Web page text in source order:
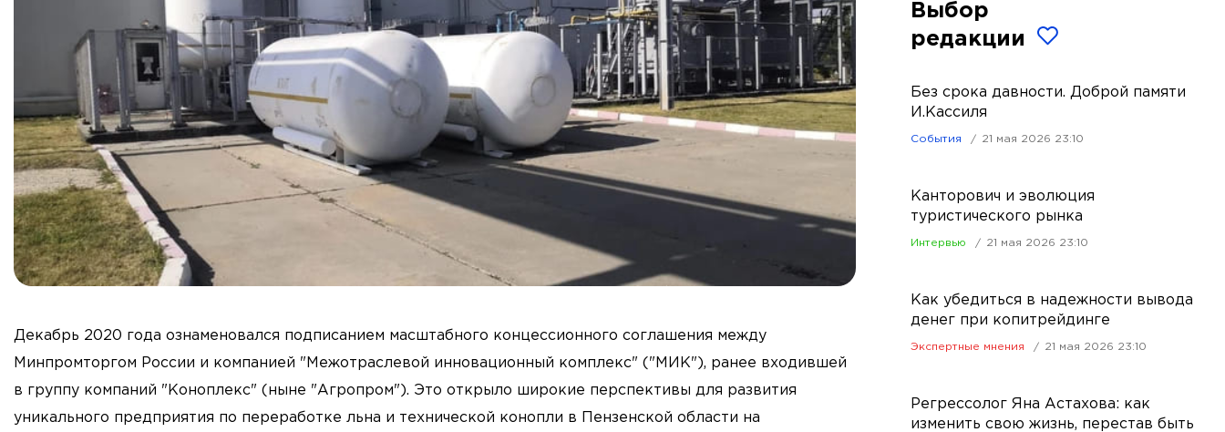
Декабрь 2020 года ознаменовался подписанием масштабного концессионного соглашения между
Минпромторгом России и компанией "Межотраслевой инновационный комплекс" ("МИК"), ранее входившей
в группу компаний "Коноплекс" (ныне "Агропром"). Это открыло широкие перспективы для развития
уникального предприятия по переработке льна и технической конопли в Пензенской области на
Выбор
редакции
Без срока давности. Доброй памяти
И.Кассиля
События 21 мая 2026 23:10
Канторович и эволюция
туристического рынка
Интервью 21 мая 2026 23:10
Как убедиться в надежности вывода
денег при копитрейдинге
Экспертные мнения 21 мая 2026 23:10
Регрессолог Яна Астахова: как
изменить свою жизнь, перестав быть